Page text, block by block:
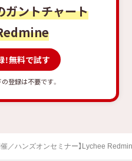
ガントチャート
無料で試す
登録は不要です。
催／ハンズオンセミナー】Lychee